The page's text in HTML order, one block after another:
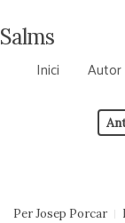
to
Salms
Inici Autor
Per Josep Porcar